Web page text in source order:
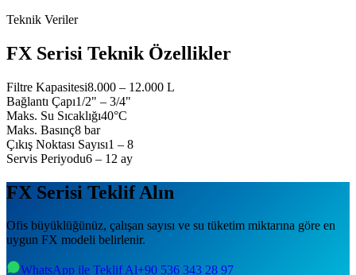
Teknik Veriler
FX Serisi Teknik Özellikler
Filtre Kapasitesi8.000 – 12.000 L
Bağlantı Çapı1/2" – 3/4"
Maks. Su Sıcaklığı40°C
Maks. Basınç8 bar
Çıkış Noktası Sayısı1 – 8
Servis Periyodu6 – 12 ay
FX Serisi Teklif Alın
Ofis büyüklüğünüz, çalışan sayısı ve su tüketim miktarına göre en
uygun FX modeli belirlenir.
WhatsApp ile Teklif Al+90 536 343 28 97